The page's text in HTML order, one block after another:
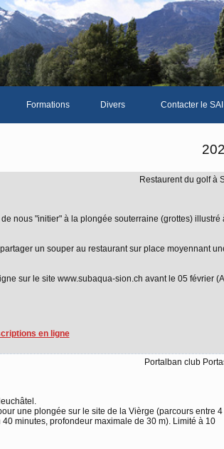
Formations Divers
Documents divers
Contacter le SAI
Restaurent du golf à
nous "initier" à la plongée souterraine (grottes) illustré
un souper au restaurant sur place moyennant
sur le site www.subaqua-sion.ch avant le 05 février
en ligne
Portalban club
une plongée sur le site de la Vièrge (parcours entre 4
minutes, profondeur maximale de 30 m). Limité à 10